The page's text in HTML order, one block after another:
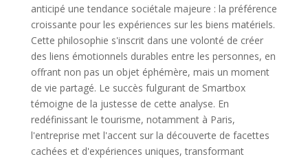
anticipé une tendance sociétale majeure : la préférence
croissante pour les expériences sur les biens matériels.
Cette philosophie s'inscrit dans une volonté de créer
des liens émotionnels durables entre les personnes, en
offrant non pas un objet éphémère, mais un moment
de vie partagé. Le succès fulgurant de Smartbox
témoigne de la justesse de cette analyse. En
redéfinissant le tourisme, notamment à Paris,
l'entreprise met l'accent sur la découverte de facettes
cachées et d'expériences uniques, transformant